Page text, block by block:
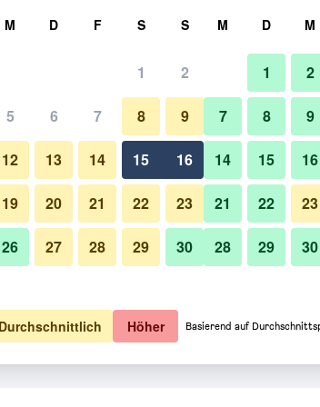
Preise anzeigen
Preise anzeigen
M D F S S
1 2
5 6 7 8 9
12 13 14 15 16
19 20 21 22 23
26 27 28 29 30
M D M
1 2
7 8 9
14 15 16
21 22 23
28 29 30
Durchschnittlich Höher Basierend auf